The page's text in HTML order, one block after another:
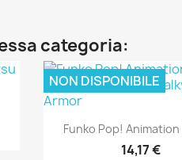
categoria:

Funko Pop! Animation
14,17 €
NON DISPONIBILE